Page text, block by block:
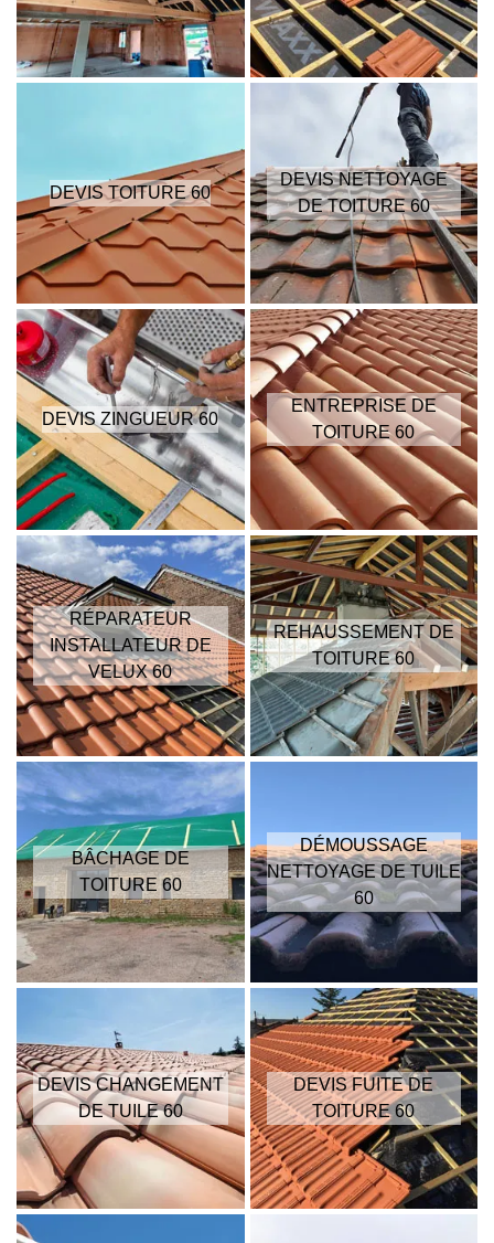
DEVIS TOITURE 60
DEVIS NETTOYAGE
DE TOITURE 60
DEVIS ZINGUEUR 60
ENTREPRISE DE
TOITURE 60
RÉPARATEUR
INSTALLATEUR DE
VELUX 60
REHAUSSEMENT DE
TOITURE 60
BÂCHAGE DE
TOITURE 60
DÉMOUSSAGE
NETTOYAGE DE TUILE
60
DEVIS CHANGEMENT
DE TUILE 60
DEVIS FUITE DE
TOITURE 60